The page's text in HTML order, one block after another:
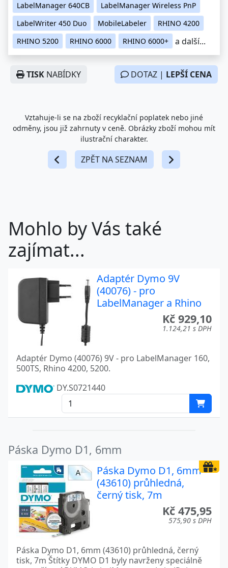
LabelManager 640CB
LabelManager Wireless PnP
LabelWriter 450 Duo
MobileLabeler
RHINO 4200
RHINO 5200
RHINO 6000 RHINO 6000+ a další...
TISK NABÍDKY DOTAZ | LEPŠÍ CENA
Vztahuje-li se na zboží recyklační poplatek nebo jiné
odměny, jsou již zahrnuty v ceně. Obrázky zboží mohou mít
ilustrační charakter.
ZPĚT NA SEZNAM
Mohlo by Vás také
zajímat...
Adaptér Dymo 9V
(40076) - pro
LabelManager a Rhino
Kč 929,10
1.124,21 s DPH
Adaptér Dymo (40076) 9V - pro LabelManager 160,
500TS, Rhino 4200, 5200.
DY.S0721440
Páska Dymo D1, 6mm
Páska Dymo D1, 6mm
(43610) průhledná,
černý tisk, 7m
Kč 475,95
575,90 s DPH
Páska Dymo D1, 6mm (43610) průhledná, černý
tisk, 7m Štítky DYMO D1 byly navrženy speciálně